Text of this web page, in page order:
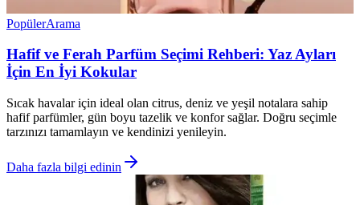
PopülerArama
Hafif ve Ferah Parfüm Seçimi Rehberi: Yaz Ayları
İçin En İyi Kokular
Sıcak havalar için ideal olan citrus, deniz ve yeşil notalara sahip
hafif parfümler, gün boyu tazelik ve konfor sağlar. Doğru seçimle
tarzınızı tamamlayın ve kendinizi yenileyin.
Daha fazla bilgi edinin